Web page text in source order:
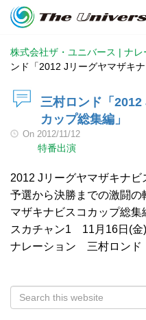
株式会社ザ・ユニバース | ナ
ンド「2012 Jリーグヤマザキ
三村ロンド「
カップ総集編」
On 2012/11/12
特番出演
2012 Jリーグヤマザキナ
予選から決勝までの激闘
マザキナビスコカップ総集
スカチャン1 11月16日(
ナレーション 三村ロンド